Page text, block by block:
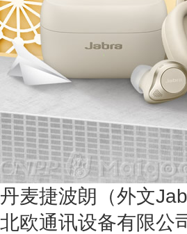
丹麦捷波朗（外文
北欧通讯设备有限公